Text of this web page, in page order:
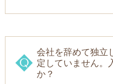
会社を辞めて独立
定していません。
か？